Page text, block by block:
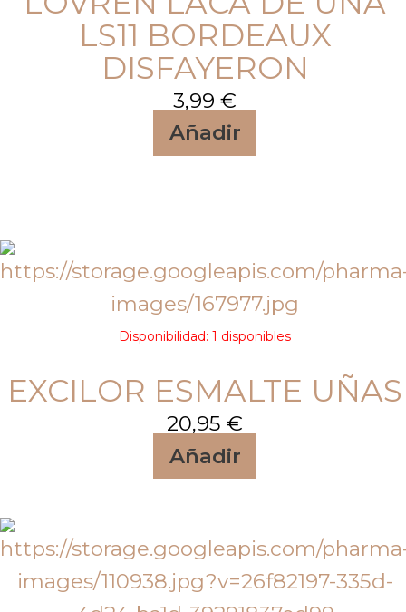
LS11 BORDEAUX
DISFAYERON
3,99 €
Añadir
Disponibilidad: 1 disponibles
EXCILOR ESMALTE UÑAS
20,95 €
Añadir